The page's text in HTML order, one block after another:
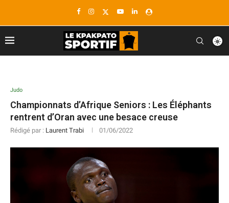
Judo
Championnats d’Afrique Seniors : Les Éléphants
rentrent d’Oran avec une besace creuse
Rédigé par : Laurent Trabi 01/06/2022